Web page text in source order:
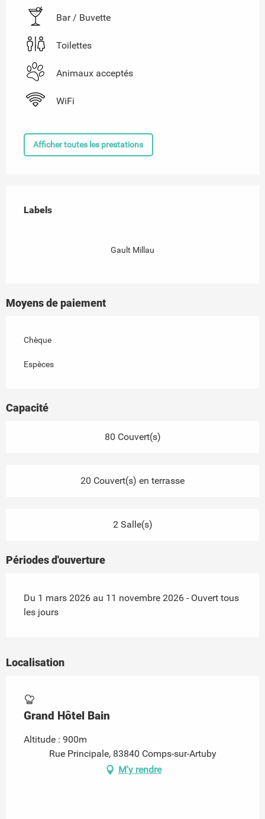
Bar / Buvette
Toilettes
Animaux acceptés
WiFi
Afficher toutes les prestations
Labels
Labels
Gault Millau
Moyens de paiement
Chèque
Espèces
Capacité
80 Couvert(s)
20 Couvert(s) en terrasse
2 Salle(s)
Périodes d'ouverture
Du 1 mars 2026 au 11 novembre 2026 - Ouvert tous
les jours
Localisation
Grand Hôtel Bain
Altitude : 900m
Rue Principale, 83840 Comps-sur-Artuby
M'y rendre